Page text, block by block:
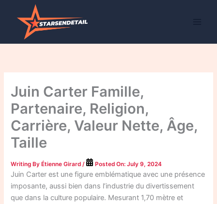
Juin Carter Famille,
Partenaire, Religion,
Carrière, Valeur Nette, Âge,
Taille
Writing ByÉtienne Girard / Posted On:July 9, 2024
Juin Carter est une figure emblématique avec une présence
imposante, aussi bien dans l’industrie du divertissement
que dans la culture populaire. Mesurant 1,70 mètre et